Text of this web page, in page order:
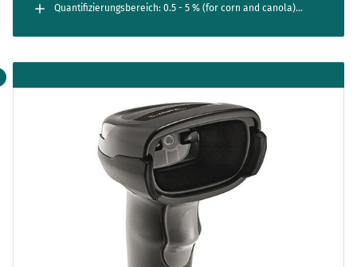
Quantifizierungsbereich: 0.5 - 5 % (for corn and canola)